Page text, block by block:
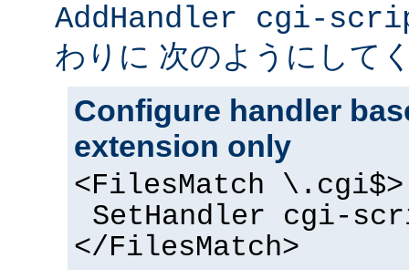
AddHandler cgi-
わりに 次のようにして
Configure handler
extension only
<FilesMatch \.cgi$>
SetHandler cgi-
</FilesMatch>